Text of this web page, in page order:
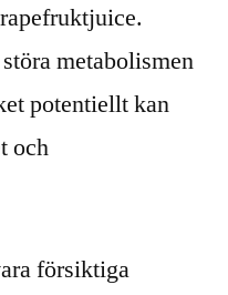
metabolismen
potentiellt kan
och
försiktiga